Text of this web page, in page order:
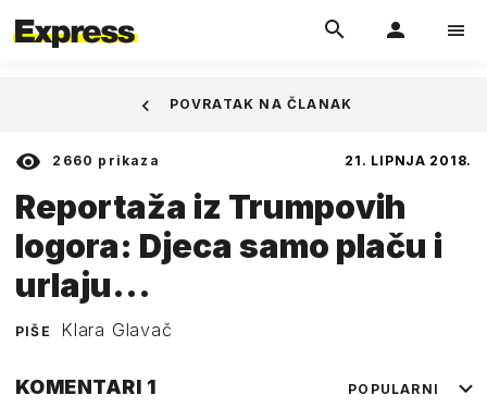
2660 prikaza 21. LIPNJA 2018.
Reportaža iz Trumpovih
logora: Djeca samo plaču i
urlaju...
PIŠE Klara Glavač
POVRATAK NA ČLANAK
KOMENTARI 1 POPULARNI